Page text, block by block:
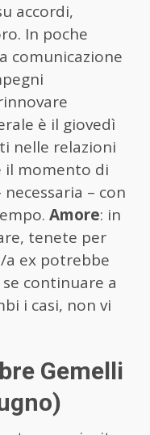
accordi,
In poche
comunicazione
è il giovedì
nelle relazioni
il momento di
– con
Amore: in
tenete per
a ex potrebbe
continuare a
i casi, non vi
Gemelli